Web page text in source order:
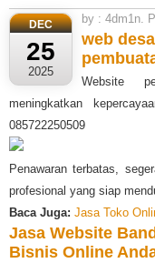
DEC
25
2025
by : 4dm1n.
web
Website
meningkatkan
085722250509
Penawaran terbatas,
profesional yang siap
Baca Juga: Jasa Toko
Jasa Website
Bisnis Online